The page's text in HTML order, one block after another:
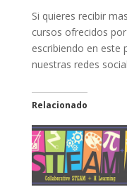
Si quieres recibir
cursos ofrecidos
escribiendo en este
nuestras redes
Relacionado